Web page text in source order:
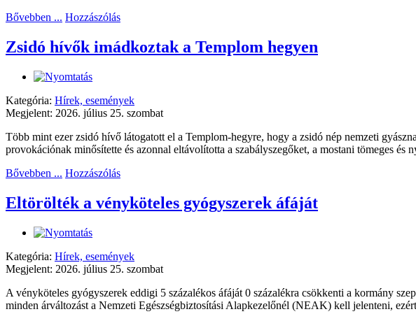
Bővebben ... Hozzászólás
Zsidó hívők imádkoztak a Templom hegyen
Kategória: Hírek, események
Megjelent: 2026. július 25. szombat
Több mint ezer zsidó hívő látogatott el a Templom-hegyre, hogy a zsidó nép nemzeti
provokációnak minősítette és azonnal eltávolította a szabályszegőket, a mostani tömeges
Bővebben ... Hozzászólás
Eltörölték a vényköteles gyógyszerek áfáját
Kategória: Hírek, események
Megjelent: 2026. július 25. szombat
A vényköteles gyógyszerek eddigi 5 százalékos áfáját 0 százalékra csökkenti a kormány
minden árváltozást a Nemzeti Egészségbiztosítási Alapkezelőnél (NEAK) kell jelenteni,